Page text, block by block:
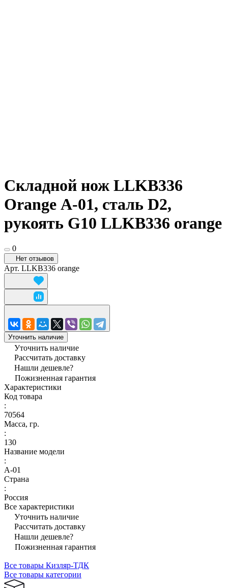
Складной нож LLKB336
Orange А-01, сталь D2,
рукоять G10 LLKB336 orange
0
Нет отзывов
Арт. LLKB336 orange
Уточнить наличие
Уточнить наличие
Рассчитать доставку
Нашли дешевле?
Пожизненная гарантия
Характеристики
Код товара
:
70564
Масса, гр.
:
130
Название модели
:
А-01
Страна
:
Россия
Все характеристики
Уточнить наличие
Рассчитать доставку
Нашли дешевле?
Пожизненная гарантия
Все товары Кизляр-ТДК
Все товары категории